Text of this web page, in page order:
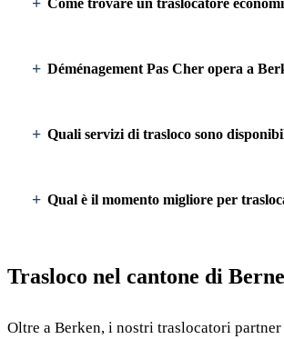
Come trovare un traslocatore
Déménagement Pas Cher opera a
Quali servizi di trasloco sono
Qual è il momento migliore per
Trasloco nel cantone di Berne
Oltre a Berken, i nostri traslocatori